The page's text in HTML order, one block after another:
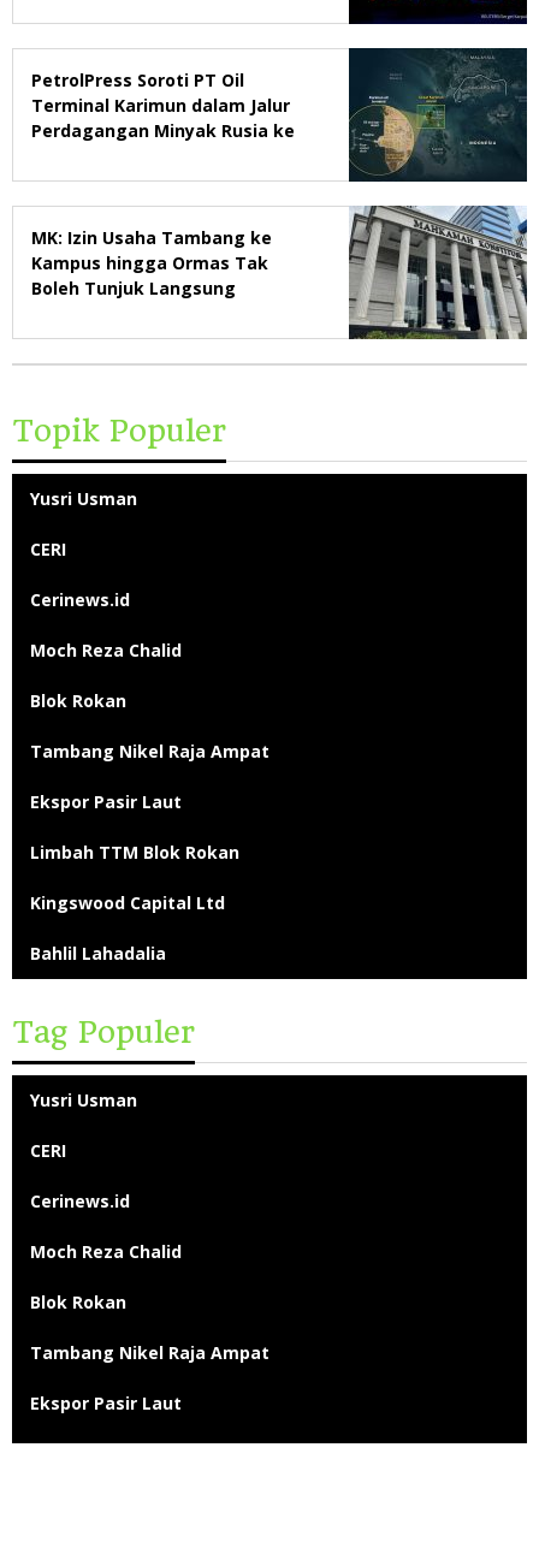
PetrolPress Soroti PT Oil
Terminal Karimun dalam Jalur
Perdagangan Minyak Rusia ke
MK: Izin Usaha Tambang ke
Kampus hingga Ormas Tak
Boleh Tunjuk Langsung
Topik Populer
Yusri Usman
CERI
Cerinews.id
Moch Reza Chalid
Blok Rokan
Tambang Nikel Raja Ampat
Ekspor Pasir Laut
Limbah TTM Blok Rokan
Kingswood Capital Ltd
Bahlil Lahadalia
Tag Populer
Yusri Usman
CERI
Cerinews.id
Moch Reza Chalid
Blok Rokan
Tambang Nikel Raja Ampat
Ekspor Pasir Laut